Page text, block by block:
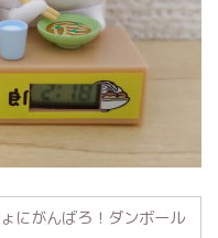
にがんばろ！ダンボール